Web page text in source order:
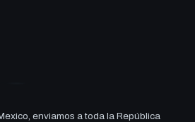
enviamos a toda la República